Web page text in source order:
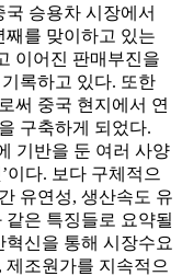
승용차 시장에서
째를 맞이하고 있는
이어진 판매부진을
록하고 있다. 또한
써 중국 현지에서 연
구축하게 되었다.
기반을 둔 여러 사양
이다. 보다 구체적으
유연성, 생산속도 유
은 특징들로 요약될
신을 통해 시장수요
조원가를 지속적으